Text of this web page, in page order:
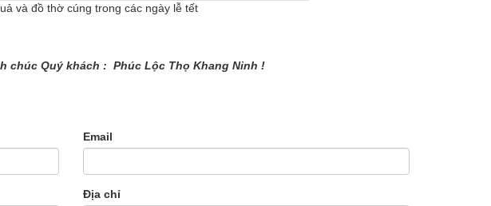
và đồ thờ cúng trong các ngày lễ tết
chúc Quý khách : Phúc Lộc Thọ Khang Ninh !
Email
Địa chỉ